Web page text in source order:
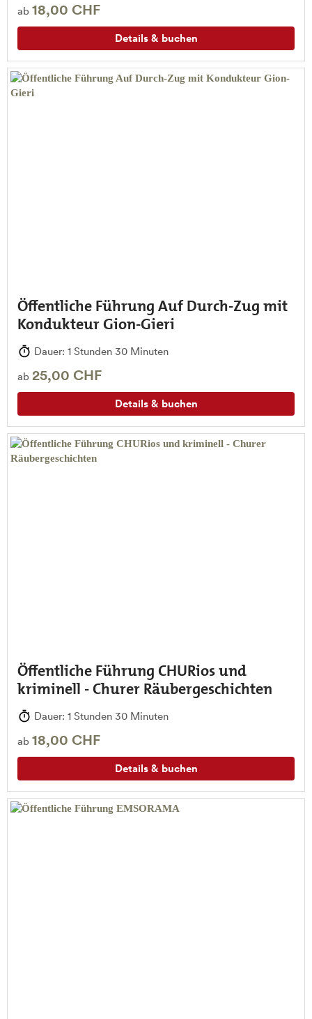
ab 18,00 CHF
Details & buchen
Öffentliche Führung Auf Durch-Zug mit
Kondukteur Gion-Gieri
Dauer: 1 Stunden 30 Minuten
ab 25,00 CHF
Details & buchen
Öffentliche Führung CHURios und
kriminell - Churer Räubergeschichten
Dauer: 1 Stunden 30 Minuten
ab 18,00 CHF
Details & buchen